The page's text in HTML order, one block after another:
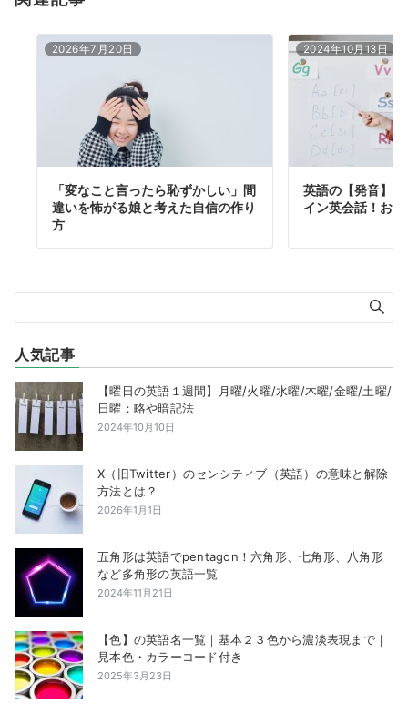
2026年7月20日
「変なこと言ったら恥ずかしい」間
違いを怖がる娘と考えた自信の作り
方
2024年10月13日
英語の【発音】
イン英会話！お
人気記事
【曜日の英語１週間】月曜/火曜/水曜/木曜/金曜/土曜/
日曜：略や暗記法
2024年10月10日
X（旧Twitter）のセンシティブ（英語）の意味と解除
方法とは？
2026年1月1日
五角形は英語でpentagon！六角形、七角形、八角形
など多角形の英語一覧
2024年11月21日
【色】の英語名一覧｜基本２３色から濃淡表現まで｜
見本色・カラーコード付き
2025年3月23日